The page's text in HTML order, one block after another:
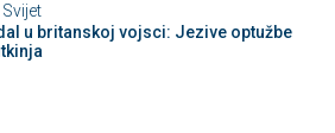
Svijet
u britanskoj vojsci: Jezive optužbe